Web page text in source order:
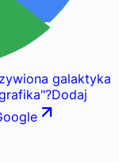
galaktyka
"?Dodaj